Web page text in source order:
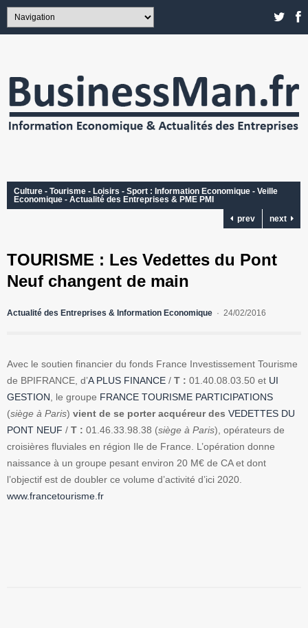
Culture - Tourisme - Loisirs - Sport : Information Economique - Veille
Economique - Actualité des Entreprises & PME PMI
prev
next
TOURISME : Les Vedettes du Pont
Neuf changent de main
Actualité des Entreprises & Information Economique 24/02/2016
Avec le soutien financier du fonds France Investissement Tourisme
de BPIFRANCE, d’A PLUS FINANCE / T : 01.40.08.03.50 et UI
GESTION, le groupe FRANCE TOURISME PARTICIPATIONS
(siège à Paris) vient de se porter acquéreur des VEDETTES DU
PONT NEUF / T : 01.46.33.98.38 (siège à Paris), opérateurs de
croisières fluviales en région Ile de France. L’opération donne
naissance à un groupe pesant environ 20 M€ de CA et dont
l’objectif est de doubler ce volume d’activité d’ici 2020.
www.francetourisme.fr